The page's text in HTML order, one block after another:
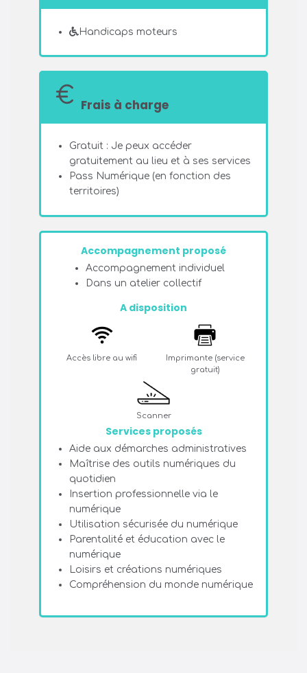
Handicaps moteurs
Frais à charge
Gratuit : Je peux accéder
gratuitement au lieu et à ses services
Pass Numérique (en fonction des
territoires)
Accompagnement proposé
Accompagnement individuel
Dans un atelier collectif
A disposition
Accès libre au wifi
Imprimante (service
gratuit)
Scanner
Services proposés
Aide aux démarches administratives
Maîtrise des outils numériques du
quotidien
Insertion professionnelle via le
numérique
Utilisation sécurisée du numérique
Parentalité et éducation avec le
numérique
Loisirs et créations numériques
Compréhension du monde numérique